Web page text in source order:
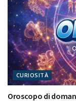
CURIOSITÀ
Oroscopo di